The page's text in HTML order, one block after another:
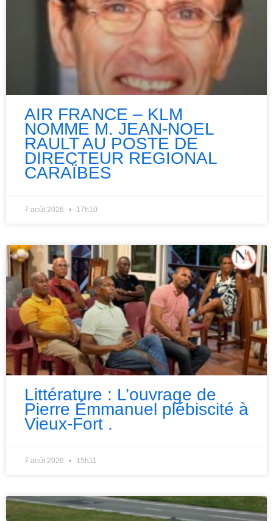
AIR FRANCE – KLM
NOMME M. JEAN-NOEL
RAULT AU POSTE DE
DIRECTEUR REGIONAL
CARAÏBES
7 août 2026 17h10
Littérature : L’ouvrage de
Pierre Émmanuel plébiscité à
Vieux-Fort .
7 août 2026 15h11